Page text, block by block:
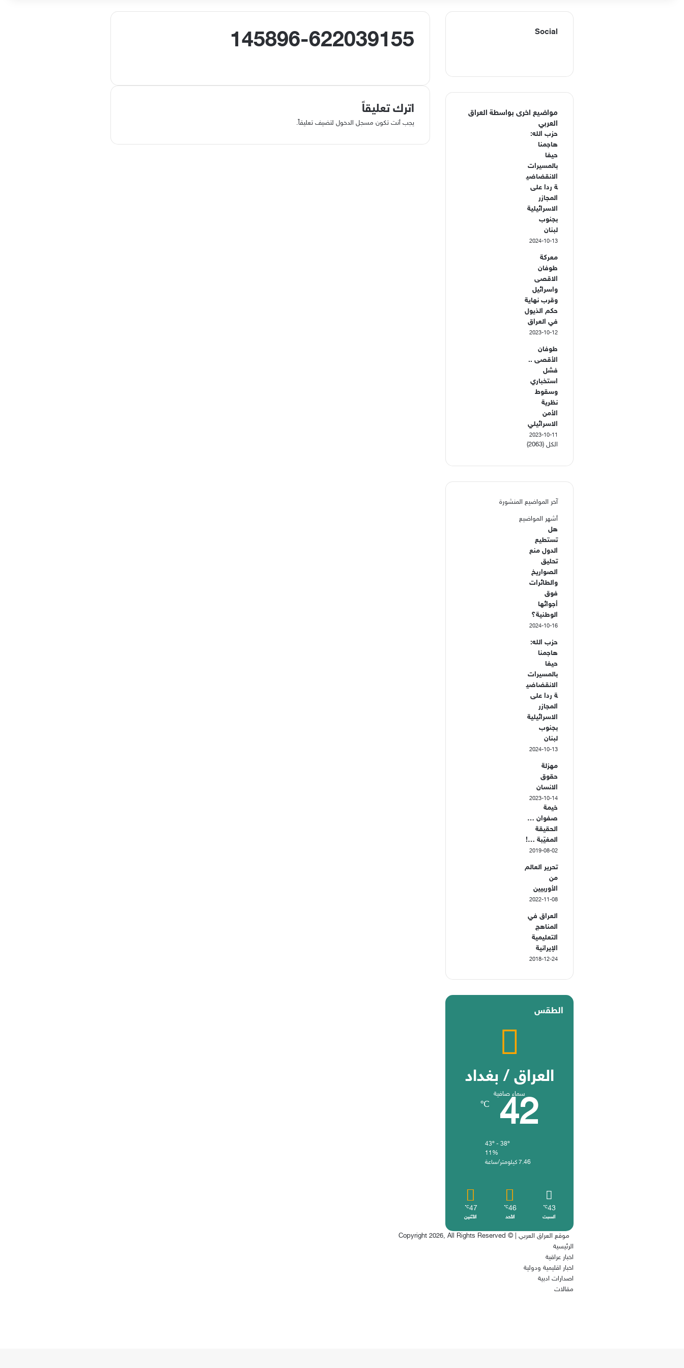
145896-622039155
اترك تعليقاً
يجب أنت تكون مسجل الدخوللتضيف تعليقاً.
Social
س
ب
o
u
س
ت
مواضيع اخرى بواسطة العراق
العربي
حزب الله:
هاجمنا
حيفا
بالمسيرات
الانقضاضي
ة ردا على
المجازر
الاسرائيلية
بجنوب
لبنان
2024-10-13
معركة
طوفان
الاقصى
واسرائيل
وقرب نهاية
حكم الذيول
في العراق
2023-10-12
طوفان
الأقصى ..
فشل
استخباري
وسقوط
نظرية
الأمن
الاسرائيلي
2023-10-11
الكل (2063)
آخر المواضيع المنشورة
أشهر المواضيع
هل
تستطيع
الدول منع
تحليق
الصواريخ
والطائرات
فوق
أجوائها
الوطنية؟
2024-10-16
حزب الله:
هاجمنا
حيفا
بالمسيرات
الانقضاضي
ة ردا على
المجازر
الاسرائيلية
بجنوب
لبنان
2024-10-13
مهزلة
حقوق
الانسان
2023-10-14
خيمة
صفوان …
الحقيقة
المغيّبة …!
2019-08-02
تحرير العالم
من
الأوربيين
2022-11-08
العراق في
المناهج
التعليمية
الإيرانية
2018-12-24
الطقس
العراق / بغداد
سماء صافية
42
℃
11%
7.46 كيلومتر/ساعة
43
℃
السبت
46
℃
الأحد
47
℃
الأثنين
موقع العراق العربي| © Copyright 2026, All Rights Reserved
الرئيسية
اخبار عراقية
اخبار اقليمية ودولية
اصدارات ادبية
مقالات